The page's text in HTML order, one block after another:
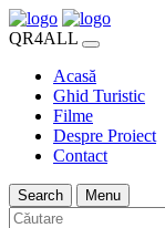
QR4ALL
Acasă
Ghid Turistic
Filme
Despre Proiect
Contact
Search
Menu